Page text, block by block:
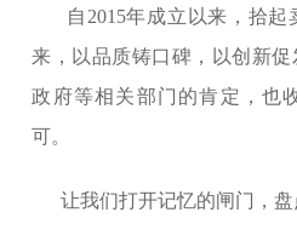
自2015年成立以来，拾
来，以品质铸口碑，以创新促
政府等相关部门的肯定，也
可。
让我们打开记忆的闸门，盘